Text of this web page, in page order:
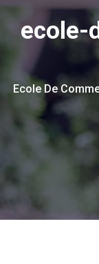
ecole-
Ecole De